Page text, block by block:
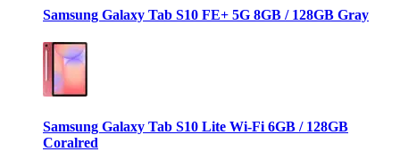
Samsung Galaxy Tab S10 FE+ 5G 8GB / 128GB Gray
Samsung Galaxy Tab S10 Lite Wi-Fi 6GB / 128GB
Coralred